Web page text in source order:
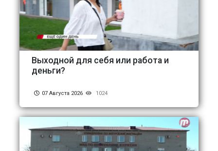
Выходной для себя или работа и
деньги?
07 Августа 2026 1024